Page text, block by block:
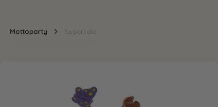
Mottoparty Supersale
Bildergalerie überspringen